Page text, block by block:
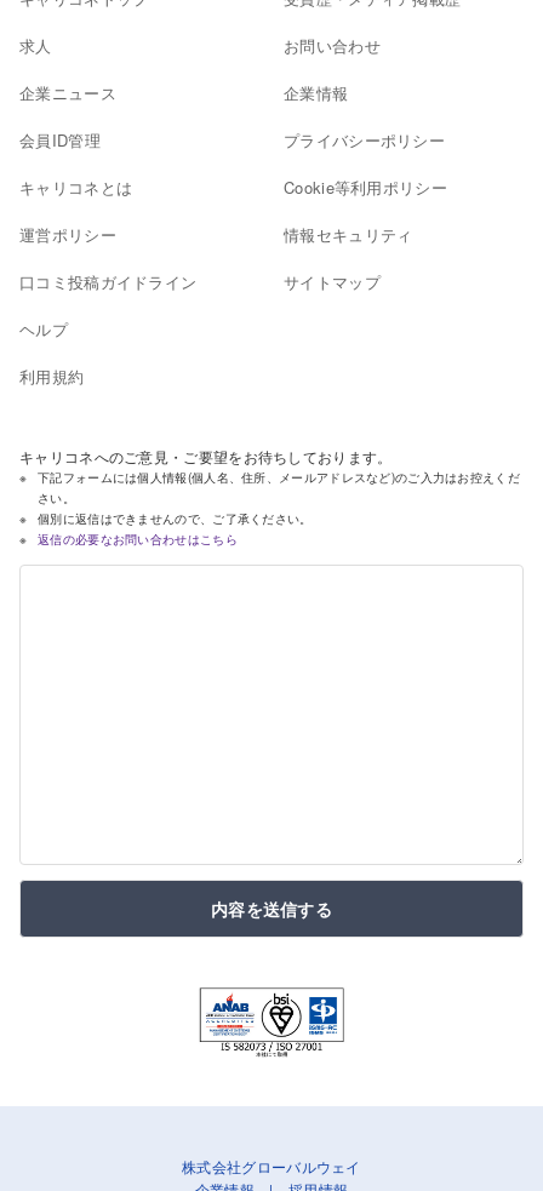
求人
企業ニュース
会員ID管理
キャリコネとは
運営ポリシー
口コミ投稿ガイドライン
ヘルプ
利用規約
お問い合わせ
企業情報
プライバシーポリシー
Cookie等利用ポリシー
情報セキュリティ
サイトマップ
キャリコネへのご意見・ご要望をお待ちしております。
下記フォームには個人情報(個人名、住所、メールアドレスなど)のご入力はお控えくだ
さい。
個別に返信はできませんので、ご了承ください。
返信の必要なお問い合わせはこちら
内容を送信する
株式会社グローバルウェイ